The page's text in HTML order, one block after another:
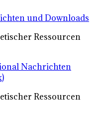
und Downloads
Ressourcen
Nachrichten
Ressourcen